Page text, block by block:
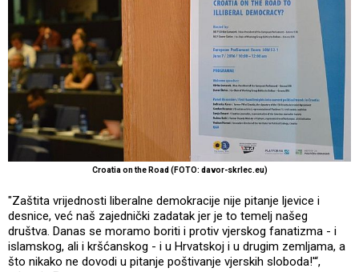
Croatia on the Road (FOTO: davor-skrlec.eu)
"Zaštita vrijednosti liberalne demokracije nije pitanje ljevice i
desnice, već naš zajednički zadatak jer je to temelj našeg
društva. Danas se moramo boriti i protiv vjerskog fanatizma - i
islamskog, ali i kršćanskog - i u Hrvatskoj i u drugim zemljama, a
što nikako ne dovodi u pitanje poštivanje vjerskih sloboda!'“,